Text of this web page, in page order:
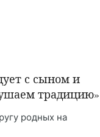
с сыном и
традицию»
родных на